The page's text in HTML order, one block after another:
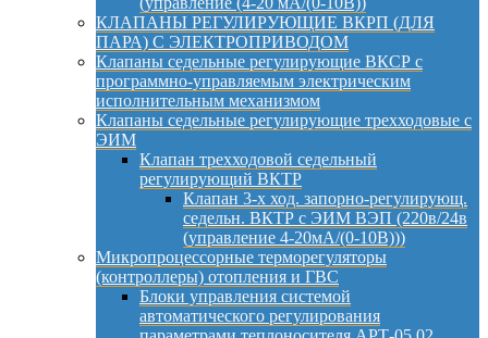
КЛАПАНЫ РЕГУЛИРУЮЩИЕ ВКРП (ДЛЯ
ПАРА) С ЭЛЕКТРОПРИВОДОМ
Клапаны седельные регулирующие ВКСР с
программно-управляемым электрическим
исполнительным механизмом
Клапаны седельные регулирующие трехходовые с
ЭИМ
Клапан трехходовой седельный
регулирующий ВКТР
Клапан 3-х ход. запорно-регулирующ.
седельн. ВКТР с ЭИМ ВЭП (220в/24в
(управление 4-20мА/(0-10В)))
Микропроцессорные терморегуляторы
(контроллеры) отопления и ГВС
Блоки управления системой
автоматического регулирования